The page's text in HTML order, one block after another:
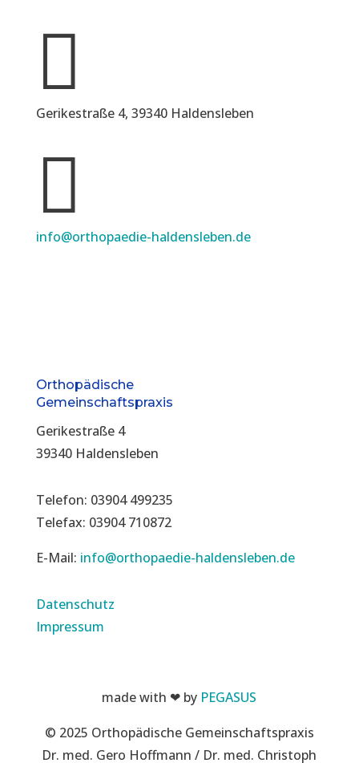

Gerikestraße 4, 39340 Haldensleben

info@orthopaedie-haldensleben.de
Orthopädische
Gemeinschaftspraxis
Gerikestraße 4
39340 Haldensleben
Telefon: 03904 499235
Telefax: 03904 710872
E-Mail: info@orthopaedie-haldensleben.de
Datenschutz
Impressum
made with ❤ by PEGASUS
© 2025 Orthopädische Gemeinschaftspraxis
Dr. med. Gero Hoffmann / Dr. med. Christoph